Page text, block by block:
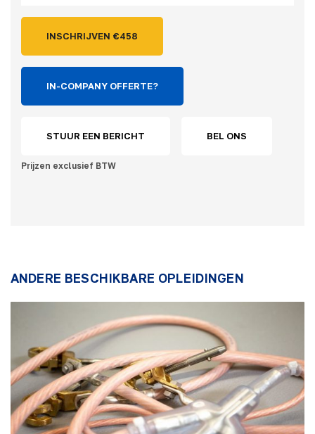
INSCHRIJVEN €458
IN-COMPANY OFFERTE?
STUUR EEN BERICHT BEL ONS
Prijzen exclusief BTW
ANDERE BESCHIKBARE OPLEIDINGEN